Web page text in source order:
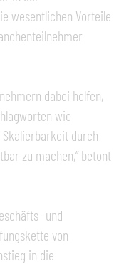
wesentlichen Vorteile
dabei helfen,
wie
durch
zu machen,“ betont
und
von
in die